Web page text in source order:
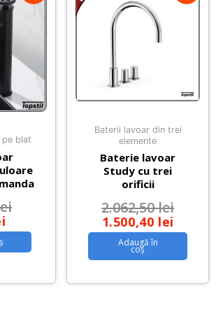
pe blat
Baterii lavoar din trei
elemente
Baterie lavoar
Study cu trei
orificii
2.062,50lei
1.500,40 lei
Adaugă în
coș